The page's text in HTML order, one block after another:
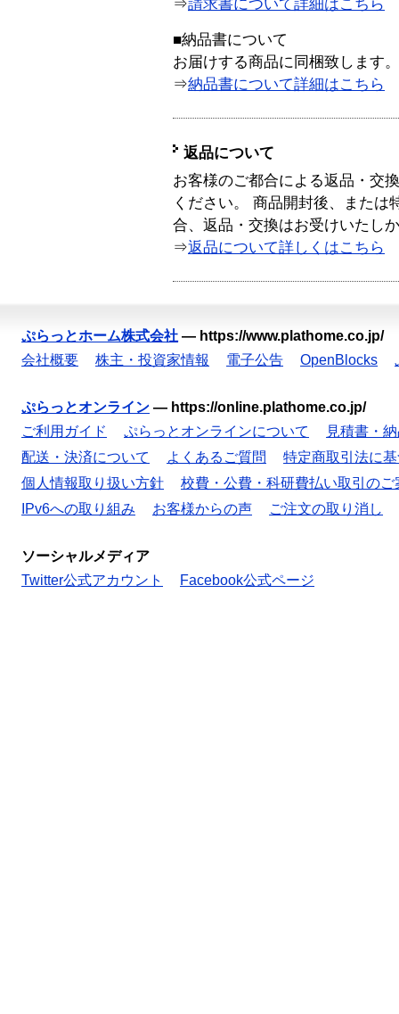
⇒請求書について詳細はこちら
■納品書について
お届けする商品に同梱致します。
⇒納品書について詳細はこちら
返品について
お客様のご都合による返品・交
ください。 商品開封後、または
合、返品・交換はお受けいたし
⇒返品について詳しくはこちら
ぷらっとホーム株式会社 — https://www.plathome.co.jp/
会社概要
株主・投資家情報 電子公告 OpenBlocks
ぷらっとオンライン — https://online.plathome.co.jp/
ご利用ガイド
ぷらっとオンラインについて
見積書・
配送・決済について
よくあるご質問
特定商取引法に
個人情報取り扱い方針
校費・公費・科研費払い取引のご
IPv6への取り組み
お客様からの声 ご注文の取り消し
ソーシャルメディア
Twitter公式アカウント
Facebook公式ページ